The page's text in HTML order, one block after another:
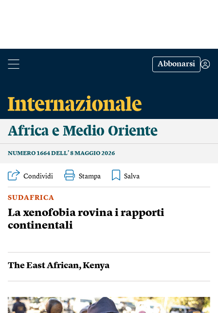
Abbonarsi
Africa e Medio Oriente
NUMERO 1664 DELL’ 8 MAGGIO 2026
Condividi Stampa
SUDAFRICA
La xenofobia rovina i rapporti
continentali
The East African,Kenya